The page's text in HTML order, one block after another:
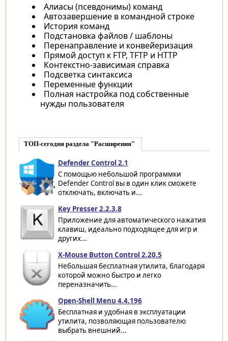
Алиасы (псевдонимы) команд
Автозавершение в командной строке
История команд
Подстановка файлов / шаблоны
Перенаправление и конвейеризация
Прямой доступ к FTP, TFTP и HTTP
Контекстно-зависимая справка
Подсветка синтаксиса
Переменные функции
Полная настройка под собственные
нужды пользователя
ТОП-сегодня раздела "Расширения"
Defender Control 2.1
С помощью небольшой программки
Defender Control вы в один клик сможете
отключать, включать и...
Key Presser 2.2.3.8
Приложение для автоматического нажатия
клавиш, идеально подходящее для игр и
других...
X-Mouse Button Control 2.20.5
Небольшая бесплатная утилита, благодаря
которой можно быстро и легко
переназначить...
Open-Shell Menu 4.4.196
Бесплатная и удобная в эксплуатации
утилита, позволяющая пользователю
выбрать внешний...